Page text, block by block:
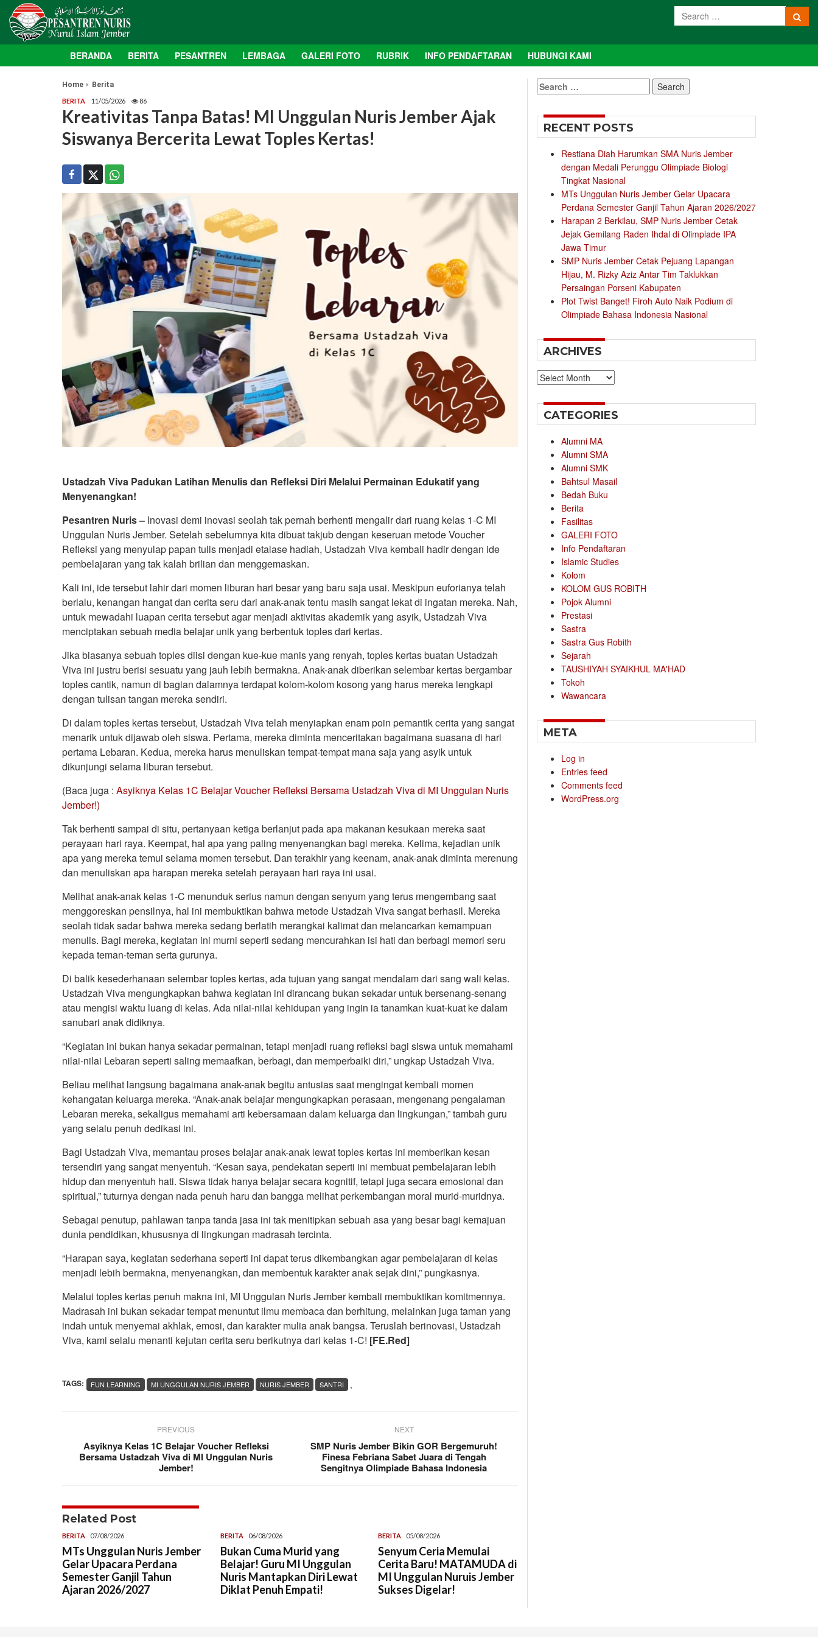
BERANDA BERITA PESANTREN LEMBAGA GALERI FOTO RUBRIK INFO PENDAFTARAN HUBUNGI KAMI
Home Berita
BERITA 11/05/2026 86
Kreativitas Tanpa Batas! MI Unggulan Nuris Jember Ajak
Siswanya Bercerita Lewat Toples Kertas!
Ustadzah Viva Padukan Latihan Menulis dan Refleksi Diri Melalui Permainan Edukatif yang
Menyenangkan!
Pesantren Nuris – Inovasi demi inovasi seolah tak pernah berhenti mengalir dari ruang kelas 1-C MI
Unggulan Nuris Jember. Setelah sebelumnya kita dibuat takjub dengan keseruan metode Voucher
Refleksi yang menyulap papan tulis menjadi etalase hadiah, Ustadzah Viva kembali hadir dengan ide
pembelajaran yang tak kalah brilian dan menggemaskan.
Kali ini, ide tersebut lahir dari momen liburan hari besar yang baru saja usai. Meskipun euforianya telah
berlalu, kenangan hangat dan cerita seru dari anak-anak tentu masih sangat lekat di ingatan mereka. Nah,
untuk mewadahi luapan cerita tersebut agar menjadi aktivitas akademik yang asyik, Ustadzah Viva
menciptakan sebuah media belajar unik yang berbentuk toples dari kertas.
Jika biasanya sebuah toples diisi dengan kue-kue manis yang renyah, toples kertas buatan Ustadzah
Viva ini justru berisi sesuatu yang jauh lebih bermakna. Anak-anak diberikan selembar kertas bergambar
toples cantik, namun di bagian dalamnya terdapat kolom-kolom kosong yang harus mereka lengkapi
dengan tulisan tangan mereka sendiri.
Di dalam toples kertas tersebut, Ustadzah Viva telah menyiapkan enam poin pemantik cerita yang sangat
menarik untuk dijawab oleh siswa. Pertama, mereka diminta menceritakan bagaimana suasana di hari
pertama Lebaran. Kedua, mereka harus menuliskan tempat-tempat mana saja yang asyik untuk
dikunjungi selama liburan tersebut.
(Baca juga : Asyiknya Kelas 1C Belajar Voucher Refleksi Bersama Ustadzah Viva di MI Unggulan Nuris
Jember!)
Tak berhenti sampai di situ, pertanyaan ketiga berlanjut pada apa makanan kesukaan mereka saat
perayaan hari raya. Keempat, hal apa yang paling menyenangkan bagi mereka. Kelima, kejadian unik
apa yang mereka temui selama momen tersebut. Dan terakhir yang keenam, anak-anak diminta merenung
dan menuliskan apa harapan mereka setelah perayaan hari raya ini usai.
Melihat anak-anak kelas 1-C menunduk serius namun dengan senyum yang terus mengembang saat
menggoreskan pensilnya, hal ini membuktikan bahwa metode Ustadzah Viva sangat berhasil. Mereka
seolah tidak sadar bahwa mereka sedang berlatih merangkai kalimat dan melancarkan kemampuan
menulis. Bagi mereka, kegiatan ini murni seperti sedang mencurahkan isi hati dan berbagi memori seru
kepada teman-teman serta gurunya.
Di balik kesederhanaan selembar toples kertas, ada tujuan yang sangat mendalam dari sang wali kelas.
Ustadzah Viva mengungkapkan bahwa kegiatan ini dirancang bukan sekadar untuk bersenang-senang
atau mengisi waktu luang di kelas. Ada nilai-nilai kehidupan yang ingin ia tanamkan kuat-kuat ke dalam
sanubari anak didiknya.
“Kegiatan ini bukan hanya sekadar permainan, tetapi menjadi ruang refleksi bagi siswa untuk memahami
nilai-nilai Lebaran seperti saling memaafkan, berbagi, dan memperbaiki diri,” ungkap Ustadzah Viva.
Beliau melihat langsung bagaimana anak-anak begitu antusias saat mengingat kembali momen
kehangatan keluarga mereka. “Anak-anak belajar mengungkapkan perasaan, mengenang pengalaman
Lebaran mereka, sekaligus memahami arti kebersamaan dalam keluarga dan lingkungan,” tambah guru
yang selalu penuh dedikasi ini.
Bagi Ustadzah Viva, memantau proses belajar anak-anak lewat toples kertas ini memberikan kesan
tersendiri yang sangat menyentuh. “Kesan saya, pendekatan seperti ini membuat pembelajaran lebih
hidup dan menyentuh hati. Siswa tidak hanya belajar secara kognitif, tetapi juga secara emosional dan
spiritual,” tuturnya dengan nada penuh haru dan bangga melihat perkembangan moral murid-muridnya.
Sebagai penutup, pahlawan tanpa tanda jasa ini tak menitipkan sebuah asa yang besar bagi kemajuan
dunia pendidikan, khususnya di lingkungan madrasah tercinta.
“Harapan saya, kegiatan sederhana seperti ini dapat terus dikembangkan agar pembelajaran di kelas
menjadi lebih bermakna, menyenangkan, dan membentuk karakter anak sejak dini,” pungkasnya.
Melalui toples kertas penuh makna ini, MI Unggulan Nuris Jember kembali membuktikan komitmennya.
Madrasah ini bukan sekadar tempat menuntut ilmu membaca dan berhitung, melainkan juga taman yang
indah untuk menyemai akhlak, emosi, dan karakter mulia anak bangsa. Teruslah berinovasi, Ustadzah
Viva, kami selalu menanti kejutan cerita seru berikutnya dari kelas 1-C! [FE.Red]
TAGS: ,
FUN LEARNING MI UNGGULAN NURIS JEMBER NURIS JEMBER SANTRI
PREVIOUS
Asyiknya Kelas 1C Belajar Voucher Refleksi
Bersama Ustadzah Viva di MI Unggulan Nuris
Jember!
NEXT
SMP Nuris Jember Bikin GOR Bergemuruh!
Finesa Febriana Sabet Juara di Tengah
Sengitnya Olimpiade Bahasa Indonesia
Related Post
BERITA 07/08/2026
MTs Unggulan Nuris Jember
Gelar Upacara Perdana
Semester Ganjil Tahun
Ajaran 2026/2027
BERITA 06/08/2026
Bukan Cuma Murid yang
Belajar! Guru MI Unggulan
Nuris Mantapkan Diri Lewat
Diklat Penuh Empati!
BERITA 05/08/2026
Senyum Ceria Memulai
Cerita Baru! MATAMUDA di
MI Unggulan Nuruis Jember
Sukses Digelar!
Search
for:
RECENT POSTS
Restiana Diah Harumkan SMA Nuris Jember
dengan Medali Perunggu Olimpiade Biologi
Tingkat Nasional
MTs Unggulan Nuris Jember Gelar Upacara
Perdana Semester Ganjil Tahun Ajaran 2026/2027
Harapan 2 Berkilau, SMP Nuris Jember Cetak
Jejak Gemilang Raden Ihdal di Olimpiade IPA
Jawa Timur
SMP Nuris Jember Cetak Pejuang Lapangan
Hijau, M. Rizky Aziz Antar Tim Taklukkan
Persaingan Porseni Kabupaten
Plot Twist Banget! Firoh Auto Naik Podium di
Olimpiade Bahasa Indonesia Nasional
ARCHIVES
Archives
CATEGORIES
Alumni MA
Alumni SMA
Alumni SMK
Bahtsul Masail
Bedah Buku
Berita
Fasilitas
GALERI FOTO
Info Pendaftaran
Islamic Studies
Kolom
KOLOM GUS ROBITH
Pojok Alumni
Prestasi
Sastra
Sastra Gus Robith
Sejarah
TAUSHIYAH SYAIKHUL MA'HAD
Tokoh
Wawancara
META
Log in
Entries feed
Comments feed
WordPress.org